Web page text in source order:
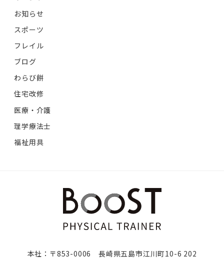
お知らせ
スポーツ
フレイル
ブログ
わらび餅
住宅改修
医療・介護
理学療法士
福祉用具
本社：〒853-0006 長崎県五島市江川町10-6 202